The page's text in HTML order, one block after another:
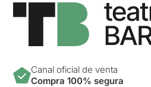
Canal oficial de venta
Compra 100% segura